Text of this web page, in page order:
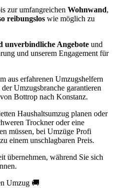
zur umfangreichen Wohnwand,
reibungslos wie möglich zu
unverbindliche Angebote und
und unserem Engagement für
aus erfahrenen Umzugshelfern
Umzugsbranche garantieren
Bottrop nach Konstanz.
Haushaltsumzug planen oder
Trockner oder eine
müssen, bei Umzüge Profi
einem unschlagbaren Preis.
übernehmen, während Sie sich
Umzug 🚚